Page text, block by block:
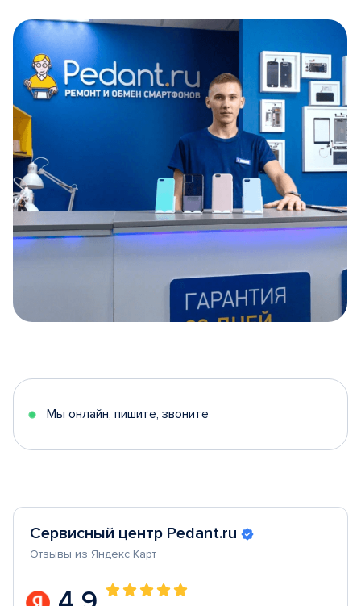
5
Мы онлайн, пишите, звоните
Сервисный центр Pedant.ru
Отзывы из Яндекс Карт